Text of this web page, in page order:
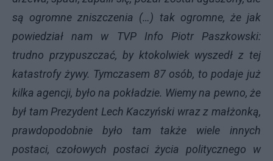
są ogromne zniszczenia (…) tak ogromne, że jak
powiedział nam w TVP Info Piotr Paszkowski:
trudno przypuszczać, by ktokolwiek wyszedł z tej
katastrofy żywy. Tymczasem 87 osób, to podaje już
kilka agencji, było na pokładzie. Wiemy na pewno, że
był tam Prezydent Lech Kaczyński wraz z małżonką,
prawdopodobnie było tam także wiele innych
postaci, czołowych postaci życia politycznego w